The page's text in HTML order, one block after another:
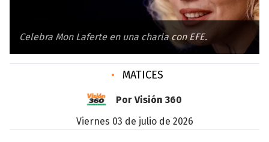
Celebra Mon Laferte en una charla con EFE.
• MATICES
Por Visión 360
viernes 03 de julio de 2026